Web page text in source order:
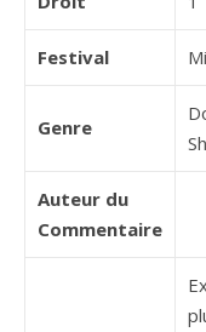
Festival
Genre
Auteur du
Commentaire